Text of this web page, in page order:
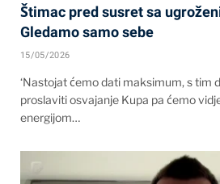
Štimac pred susret sa
Gledamo samo sebe
15/05/2026
‘Nastojat ćemo dati maksimum, s tim
proslaviti osvajanje Kupa pa ćemo
energijom…